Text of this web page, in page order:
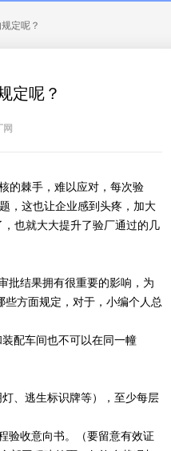
定呢？
定呢？
网
的棘手，难以应对，每次验
，这也让企业感到头疼，加大
也就大大提升了验厂通过的几
结果拥有很重要的影响，为
方面规定，对于，小编个人总
配车间也不可以在同一幢
、逃生标识牌等），至少每层
收意向书。（要留意有效证